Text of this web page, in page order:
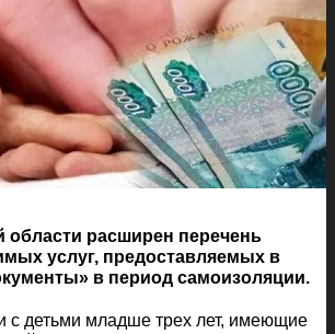
области расширен перечень
услуг, предоставляемых в
в период самоизоляции.
с детьми младше трех лет, имеющие